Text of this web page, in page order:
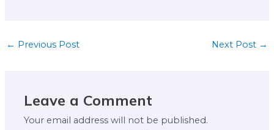
← Previous Post Next Post →
Leave a Comment
Your email address will not be published.